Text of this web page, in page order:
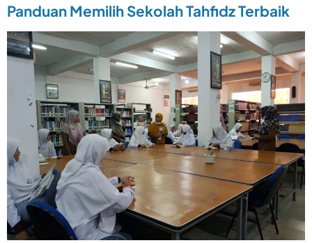
Panduan Memilih Sekolah Tahfidz Terbaik